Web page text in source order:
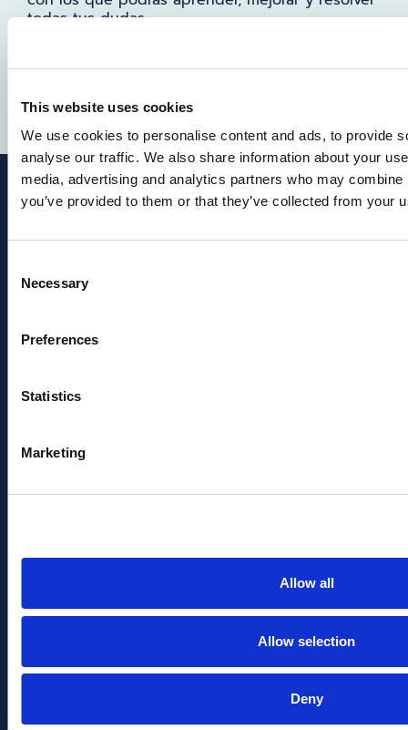
This website uses cookies
We use cookies to personalise content and ads, to provide
analyse our traffic. We also share information about your
media, advertising and analytics partners who may
you’ve provided to them or that they’ve collected from your
Selection
Necessary
Preferences
Statistics
Marketing
Allow all
Allow selection
Deny
todas tus dudas.
Y, cómo no, también te hablaremos de las
ayudando a miles de profesionales como tú.
exclusivo en nuestra